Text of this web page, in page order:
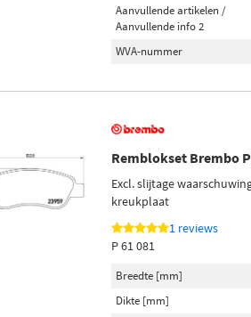
Aanvullende artikelen /
Aanvullende info 2
WVA-nummer
Remblokset Brembo P
Excl. slijtage
kreukplaat
1 reviews
P 61 081
Breedte [mm]
Dikte [mm]